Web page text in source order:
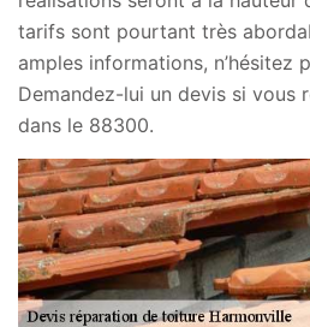
tarifs sont pourtant très
amples informations, n’hésitez
Demandez-lui un devis si vous
dans le 88300.